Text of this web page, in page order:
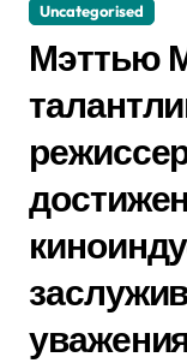
Uncategorised
Мэттью